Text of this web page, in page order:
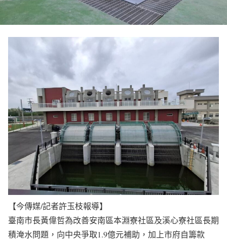
【今傳媒/記者許玉枝報導】
臺南市長黃偉哲為改善安南區本淵寮社區及溪心寮社區長期
積淹水問題，向中央爭取1.9億元補助，加上市府自籌款